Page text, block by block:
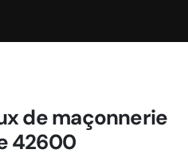
de maçonnerie
42600